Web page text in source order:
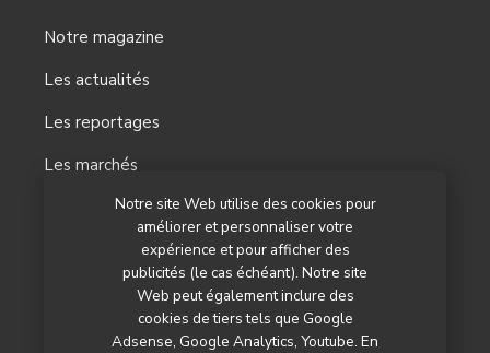
Notre site Web utilise des cookies pour
améliorer et personnaliser votre
expérience et pour afficher des
publicités (le cas échéant). Notre site
Web peut également inclure des
cookies de tiers tels que Google
Adsense, Google Analytics, Youtube. En
Notre magazine
Les actualités
Les reportages
Les marchés
Nos autres titres
Qui sommes-nous ?